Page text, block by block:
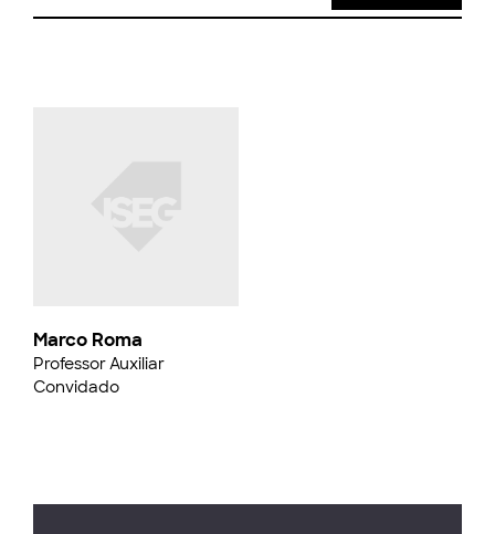
Marco Roma
Professor Auxiliar
Convidado